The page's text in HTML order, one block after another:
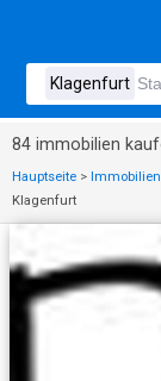
84 immobilien
Hauptseite >
Klagenfurt